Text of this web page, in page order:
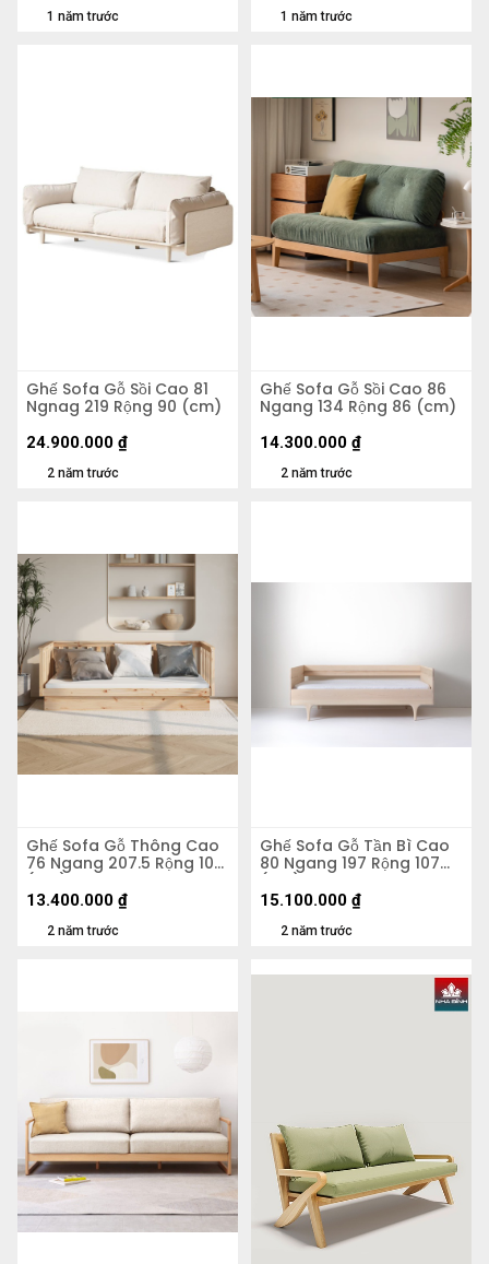
1 năm trước 1 năm trước
Ghế Sofa Gỗ Sồi Cao 81
Ngnag 219 Rộng 90 (cm)
2 năm trước
24.900.000 ₫
Ghế Sofa Gỗ Sồi Cao 86
Ngang 134 Rộng 86 (cm)
2 năm trước
14.300.000 ₫
Ghế Sofa Gỗ Thông Cao
76 Ngang 207.5 Rộng 107
(cm)
2 năm trước
13.400.000 ₫
Ghế Sofa Gỗ Tần Bì Cao
80 Ngang 197 Rộng 107
(cm)
2 năm trước
15.100.000 ₫